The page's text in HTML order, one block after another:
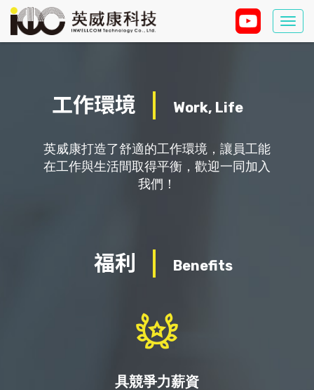
工作環境 Work, Life
英威康打造了舒適的工作環境，讓員工能
在工作與生活間取得平衡，歡迎一同加入
我們！
福利 Benefits
具競爭力薪資